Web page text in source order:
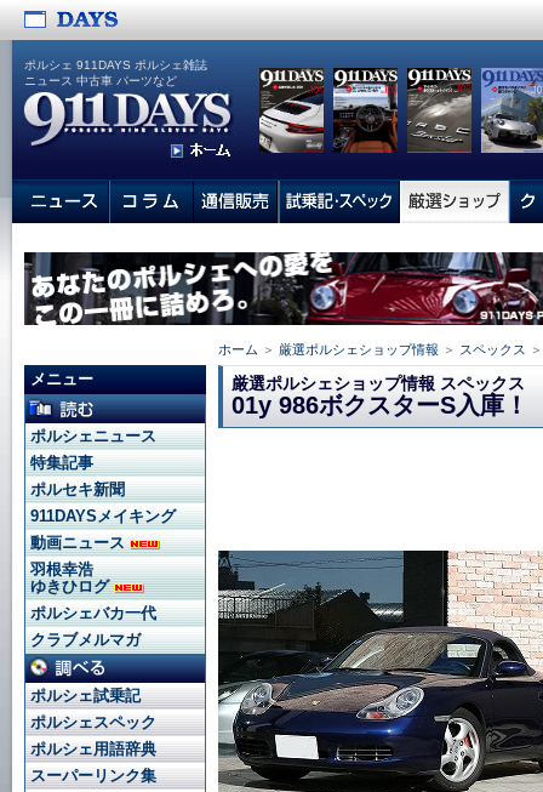
ポルシェ 911DAYS ポルシェ雑誌
ニュース 中古車 パーツなど
ホーム ＞ 厳選ポルシェショップ情報 ＞ スペックス ＞
厳選ポルシェショップ情報 スペックス
01y 986ボクスターS入庫！
メニュー
ポルシェニュース
特集記事
ポルセキ新聞
911DAYSメイキング
動画ニュース
羽根幸浩
ゆきひログ
ポルシェバカ一代
クラブメルマガ
ポルシェ試乗記
ポルシェスペック
ポルシェ用語辞典
スーパーリンク集